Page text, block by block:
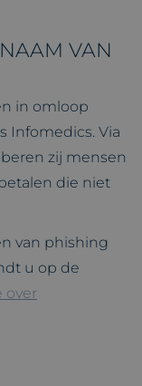
VAN
in omloop
Infomedics. Via
zij mensen
die niet
van phishing
u op de
over